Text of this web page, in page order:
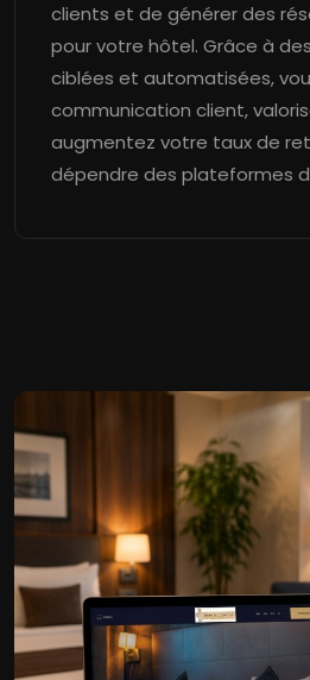
clients et de générer des
pour votre hôtel. Grâce à
ciblées et automatisées,
communication client,
augmentez votre taux de
dépendre des plateformes